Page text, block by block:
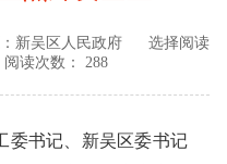
新吴区人民政府
选择阅读
阅读次数： 288
书记、新吴区委书记